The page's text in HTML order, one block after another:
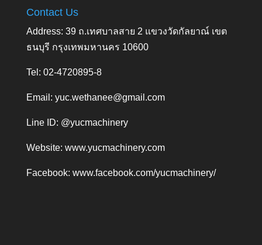
Contact Us
Address: 39 ถ.เทศบาลสาย 2 แขวงวัดกัลยาณ์ เขต
ธนบุรี กรุงเทพมหานคร 10600
Tel: 02-4720895-8
Email: yuc.wethanee@gmail.com
Line ID: @yucmachinery
Website: www.yucmachinery.com
Facebook: www.facebook.com/yucmachinery/